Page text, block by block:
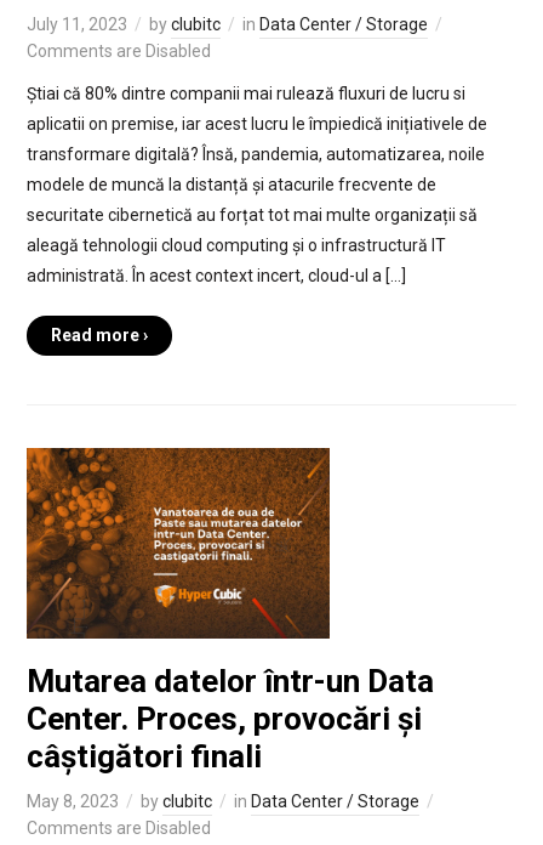
July 11, 2023 byclubitc in Data Center / Storage
Comments are Disabled
Știai că 80% dintre companii mai rulează fluxuri de lucru si
aplicatii on premise, iar acest lucru le împiedică inițiativele de
transformare digitală? Însă, pandemia, automatizarea, noile
modele de muncă la distanță și atacurile frecvente de
securitate cibernetică au forțat tot mai multe organizații să
aleagă tehnologii cloud computing și o infrastructură IT
administrată. În acest context incert, cloud-ul a […]
Read more ›
Mutarea datelor într-un Data
Center. Proces, provocări și
câștigători finali
May 8, 2023 byclubitc in Data Center / Storage
Comments are Disabled